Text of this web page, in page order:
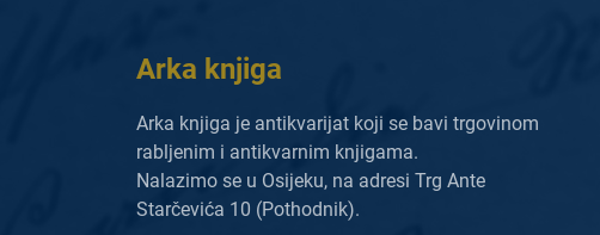
Arka knjiga
Arka knjiga je antikvarijat koji se bavi trgovinom
rabljenim i antikvarnim knjigama.
Nalazimo se u Osijeku, na adresi Trg Ante
Starčevića 10 (Pothodnik).